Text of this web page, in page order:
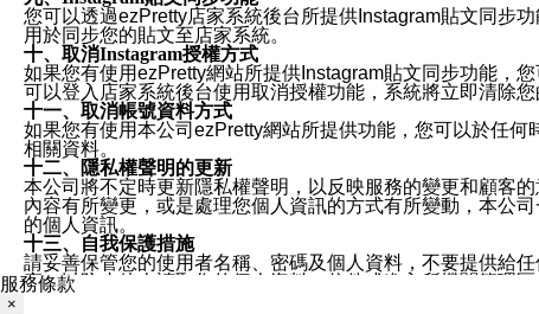
您可以透過ezPretty店家系統後台所提供Instagram貼文同步
用於同步您的貼文至店家系統。
十、取消Instagram授權方式
如果您有使用ezPretty網站所提供Instagram貼文同步功能，
可以登入店家系統後台使用取消授權功能，系統將立即清除
十一、取消帳號資料方式
如果您有使用本公司ezPretty網站所提供功能，您可以於任
相關資料。
十二、隱私權聲明的更新
本公司將不定時更新隱私權聲明，以反映服務的變更和顧客
內容有所變更，或是處理您個人資訊的方式有所變動，本公
的個人資訊。
十三、自我保護措施
請妥善保管您的使用者名稱、密碼及個人資料，不要提供給
窗，以防止他人讀取您的個人資料、信件或進入所機關管理區
服務條款
×